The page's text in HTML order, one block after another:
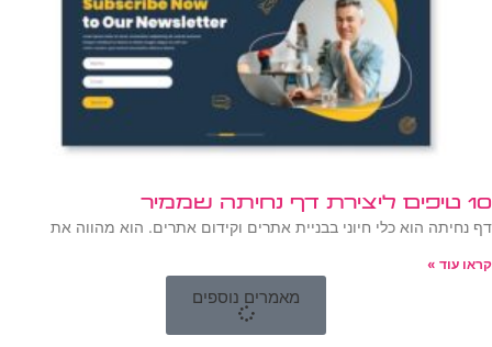
10 טיפים ליצירת דף נחיתה שממיר
דף נחיתה הוא כלי חיוני בבניית אתרים וקידום אתרים. הוא מהווה את
קראו עוד »
מאמרים נוספים